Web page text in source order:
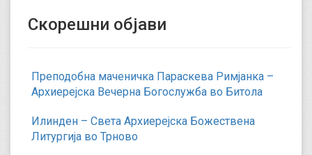
Скорешни објави
Преподобна маченичка Параскева Римјанка –
Архиерејска Вечерна Богослужба во Битола
Илинден – Света Архиерејска Божествена
Литургија во Трново